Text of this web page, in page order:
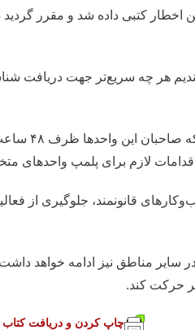
ا
س
ت
ح
و
ز
اخطار کتبی داده شد و مقرر
هر چه سریع‌تر جهت دریافت
همچنین
لازم برای پلمپ واحدهای
قانونمند، جلوگیری از
سایر مناطق نیز ادامه خواهد
حرکت کند.
چاپ کردن و دریافت کتاب